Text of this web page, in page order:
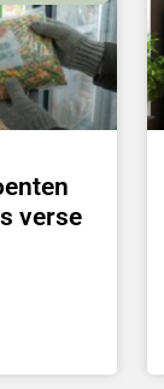
verse